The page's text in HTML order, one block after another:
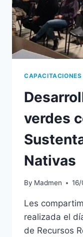
CAPACITACIONES
verdes
Nativas
By Madmen
Les
realizada el
de Recursos